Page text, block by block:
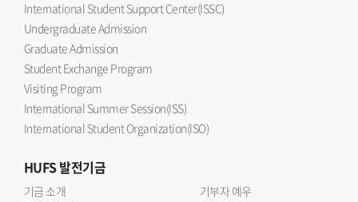
International Student Support Center(ISSC)
Undergraduate Admission
Graduate Admission
Student Exchange Program
Visiting Program
International Summer Session(ISS)
International Student Organization(ISO)
HUFS발전기금
기금 소개
기부자 예우